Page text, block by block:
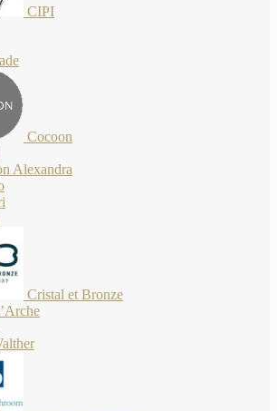
CIPI
Cocoon
Alexandra
Cristal et Bronze